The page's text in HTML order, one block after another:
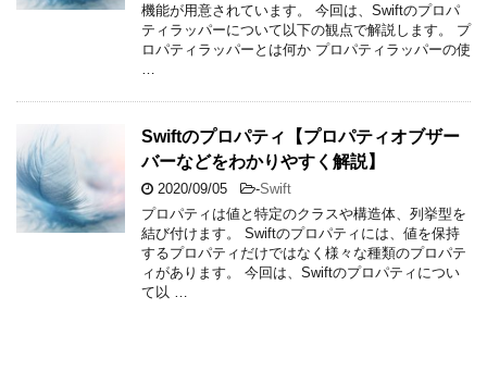
機能が用意されています。 今回は、Swiftのプロパ
ティラッパーについて以下の観点で解説します。 プ
ロパティラッパーとは何か プロパティラッパーの使
Swiftのプロパティ【プロパティオブザー
バーなどをわかりやすく解説】
2020/09/05 -Swift
プロパティは値と特定のクラスや構造体、列挙型を
結び付けます。 Swiftのプロパティには、値を保持
するプロパティだけではなく様々な種類のプロパテ
ィがあります。 今回は、Swiftのプロパティについ
て以 …